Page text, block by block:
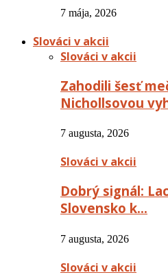
7 mája, 2026
Slováci v akcii
Slováci v akcii
Zahodili šesť
Nichollsovou
7 augusta, 2026
Slováci v akcii
Dobrý signál:
Slovensko k…
7 augusta, 2026
Slováci v akcii